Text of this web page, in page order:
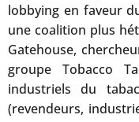
lobbying en faveur
une coalition plus
Gatehouse,
groupe Tobacco
industriels du
(revendeurs,